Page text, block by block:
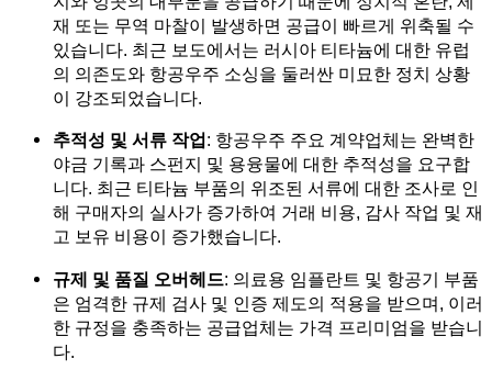
재 또는 무역 마찰이 발생하면 공급이 빠르게 위축될 수
있습니다. 최근 보도에서는 러시아 티타늄에 대한 유럽
의 의존도와 항공우주 소싱을 둘러싼 미묘한 정치 상황
이 강조되었습니다.
추적성 및 서류 작업 : 항공우주 주요 계약업체는 완벽한
야금 기록과 스펀지 및 용융물에 대한 추적성을 요구합
니다. 최근 티타늄 부품의 위조된 서류에 대한 조사로 인
해 구매자의 실사가 증가하여 거래 비용, 감사 작업 및 재
고 보유 비용이 증가했습니다.
규제 및 품질 오버헤드: 의료용 임플란트 및 항공기 부품
은 엄격한 규제 검사 및 인증 제도의 적용을 받으며, 이러
한 규정을 충족하는 공급업체는 가격 프리미엄을 받습니
다.